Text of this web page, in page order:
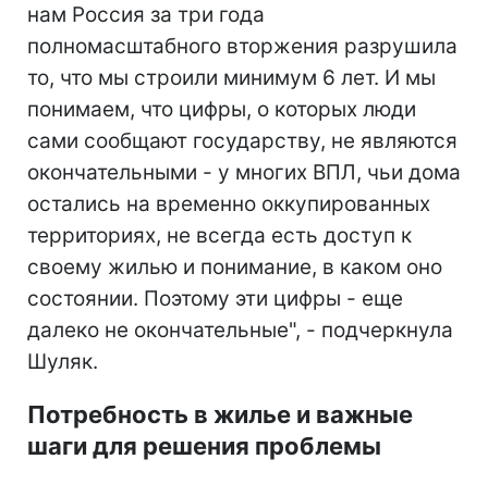
нам Россия за три года
полномасштабного вторжения разрушила
то, что мы строили минимум 6 лет. И мы
понимаем, что цифры, о которых люди
сами сообщают государству, не являются
окончательными - у многих ВПЛ, чьи дома
остались на временно оккупированных
территориях, не всегда есть доступ к
своему жилью и понимание, в каком оно
состоянии. Поэтому эти цифры - еще
далеко не окончательные", - подчеркнула
Шуляк.
Потребность в жилье и важные
шаги для решения проблемы